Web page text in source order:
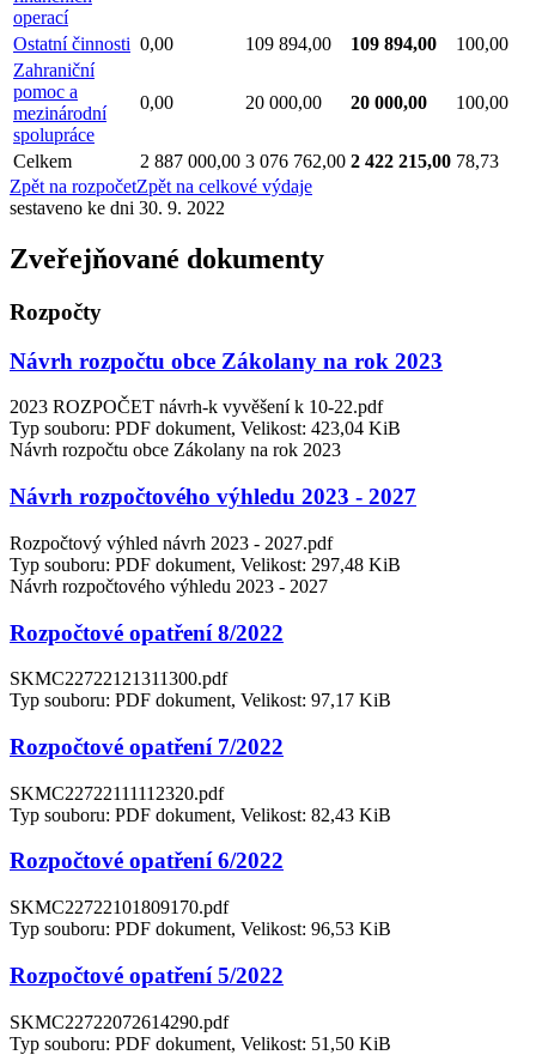
operací
Ostatní činnosti 0,00 109 894,00 109 894,00
100,00
Zahraniční
pomoc a
mezinárodní
spolupráce
0,00 20 000,00 20 000,00 100,00
Celkem 2 887 000,00 3 076 762,00 2 422 215,00 78,73
Zpět na rozpočetZpět na celkové výdaje
sestaveno ke dni 30. 9. 2022
Zveřejňované dokumenty
Rozpočty
Návrh rozpočtu obce Zákolany na rok 2023
2023 ROZPOČET návrh-k vyvěšení k 10-22.pdf
Typ souboru: PDF dokument, Velikost: 423,04 KiB
Návrh rozpočtu obce Zákolany na rok 2023
Návrh rozpočtového výhledu 2023 - 2027
Rozpočtový výhled návrh 2023 - 2027.pdf
Typ souboru: PDF dokument, Velikost: 297,48 KiB
Návrh rozpočtového výhledu 2023 - 2027
Rozpočtové opatření 8/2022
SKMC22722121311300.pdf
Typ souboru: PDF dokument, Velikost: 97,17 KiB
Rozpočtové opatření 7/2022
SKMC22722111112320.pdf
Typ souboru: PDF dokument, Velikost: 82,43 KiB
Rozpočtové opatření 6/2022
SKMC22722101809170.pdf
Typ souboru: PDF dokument, Velikost: 96,53 KiB
Rozpočtové opatření 5/2022
SKMC22722072614290.pdf
Typ souboru: PDF dokument, Velikost: 51,50 KiB